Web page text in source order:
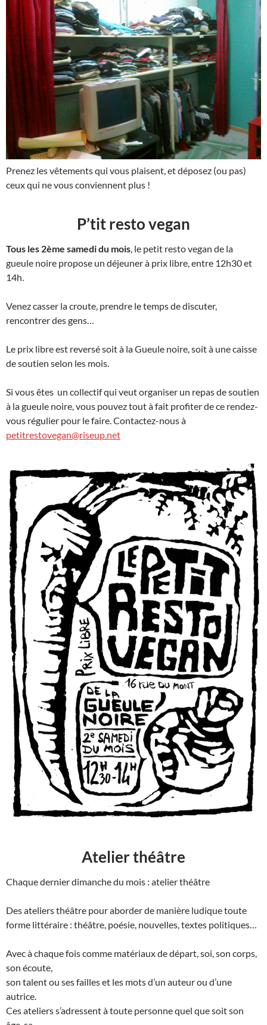
Prenez les vêtements qui vous plaisent, et déposez (ou pas)
ceux qui ne vous conviennent plus !
P’tit resto vegan
Tous les 2ème samedi du mois , le petit resto vegan de la
gueule noire propose un déjeuner à prix libre, entre 12h30 et
14h.
Venez casser la croute, prendre le temps de discuter,
rencontrer des gens…
Le prix libre est reversé soit à la Gueule noire, soit à une caisse
de soutien selon les mois.
Si vous êtes un collectif qui veut organiser un repas de soutien
à la gueule noire, vous pouvez tout à fait profiter de ce rendez-
vous régulier pour le faire. Contactez-nous à
petitrestovegan@riseup.net
Atelier théâtre
Chaque dernier dimanche du mois : atelier théâtre
Des ateliers théâtre pour aborder de manière ludique toute
forme littéraire : théâtre, poésie, nouvelles, textes politiques…
Avec à chaque fois comme matériaux de départ, soi, son corps,
son écoute,
son talent ou ses failles et les mots d’un auteur ou d’une
autrice.
Ces ateliers s’adressent à toute personne quel que soit son